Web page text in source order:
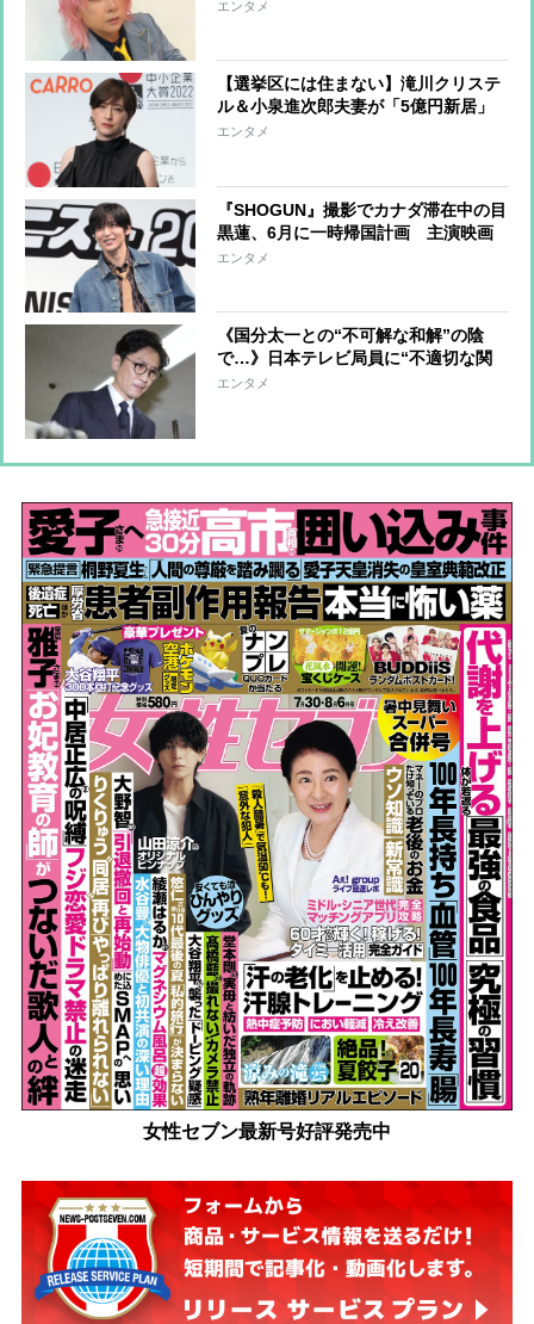
エンタメ
【選挙区には住まない】滝川クリステ
ル＆小泉進次郎夫妻が「5億円新居」
に引っ越し 滝川が「育児ファース
エンタメ
『SHOGUN』撮影でカナダ滞在中の目
黒蓮、6月に一時帰国計画 主演映画
『SAMAMOTO DAYS』公開にあわせ
エンタメ
《国分太一との“不可解な和解”の陰
で…》日本テレビ局員に“不適切な関
係”疑惑 女性プロデューサーが男性
エンタメ
女性セブン最新号好評発売中